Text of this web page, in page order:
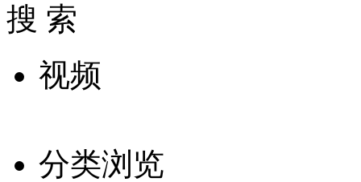
搜 索
视频
分类浏览